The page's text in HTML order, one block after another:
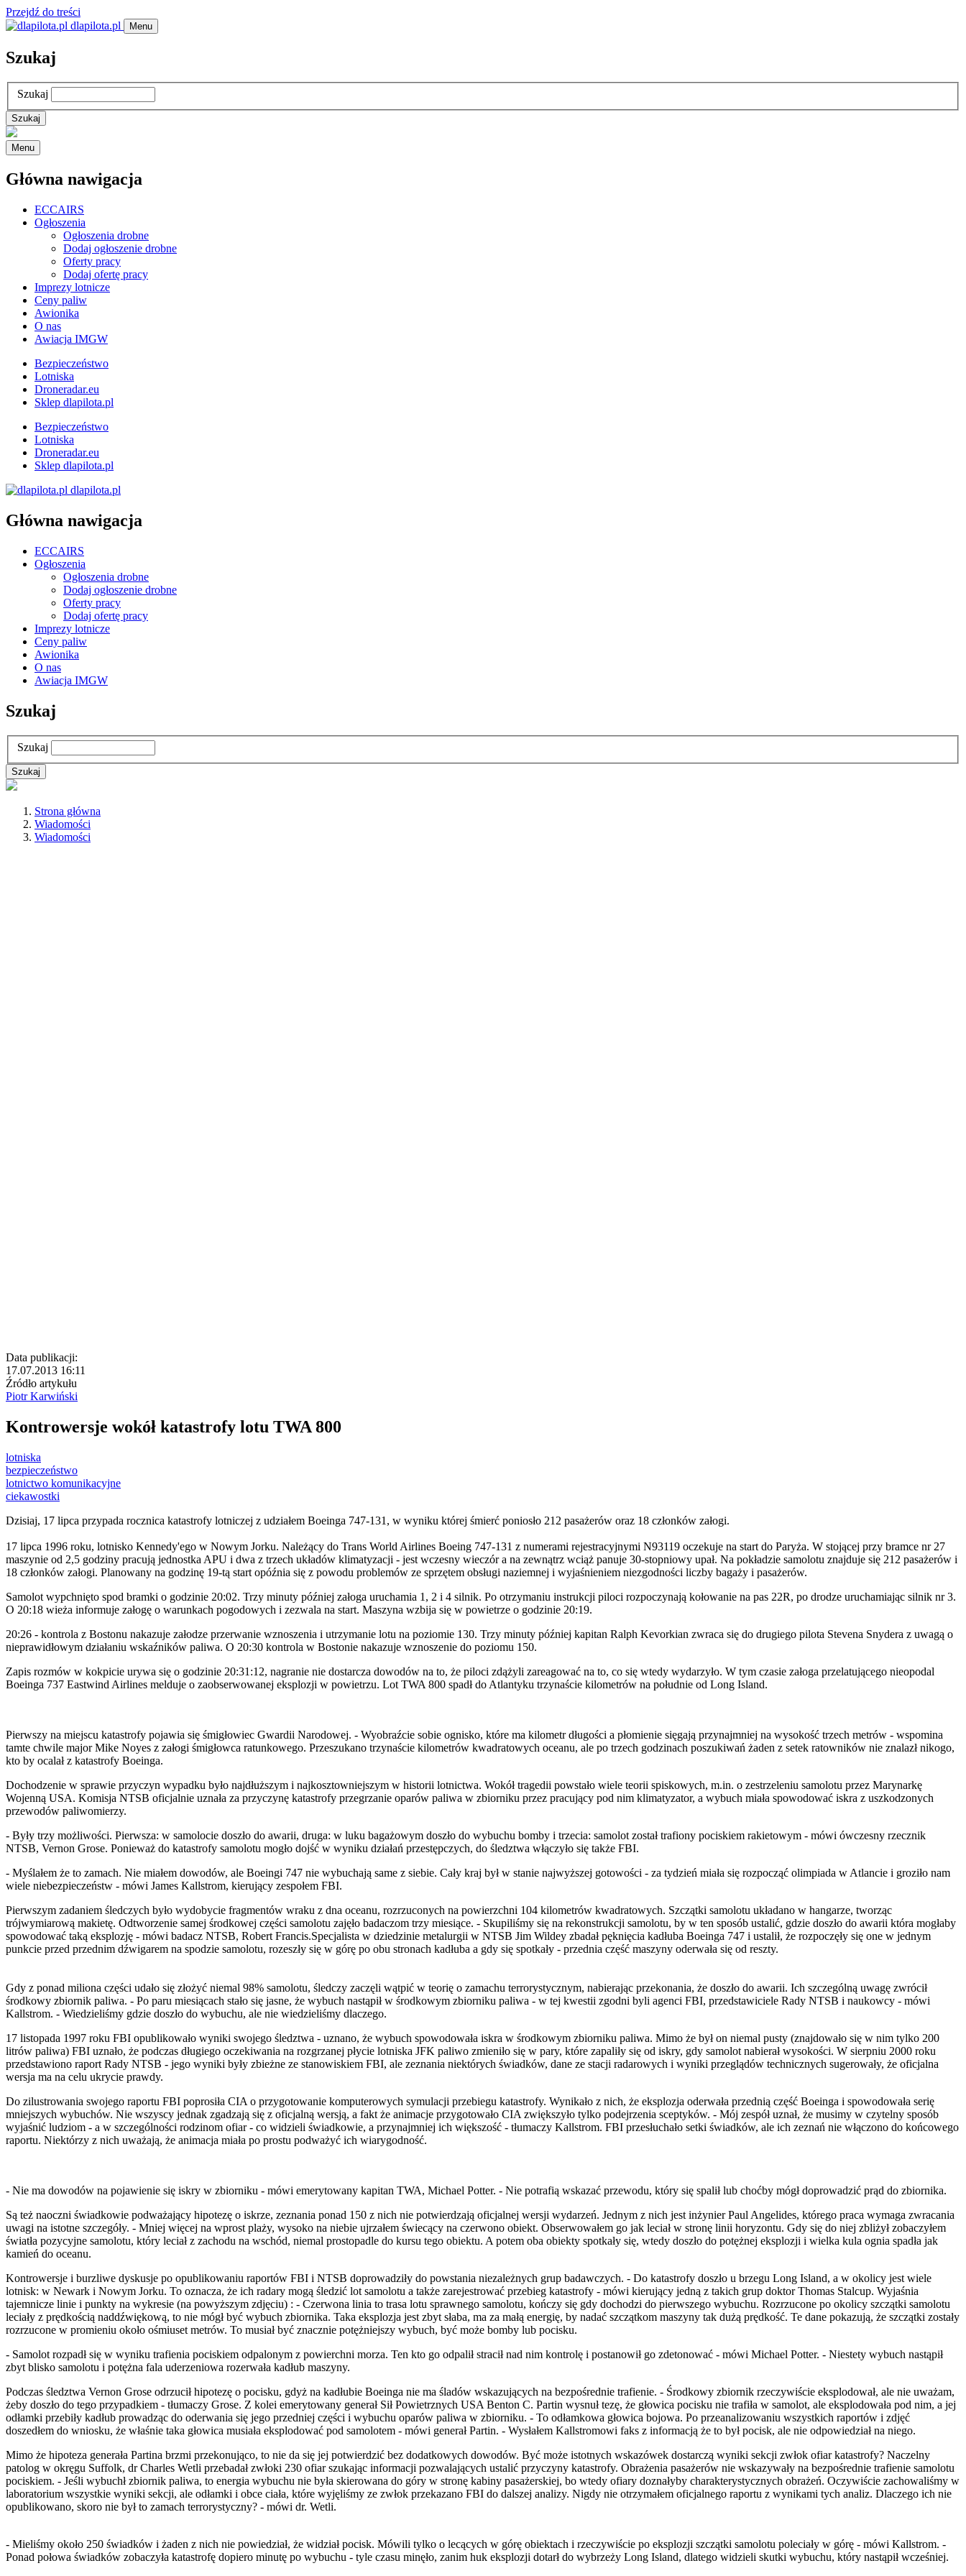
Przejdź do treści
dlapilota.pl
Menu
Szukaj
Szukaj
Menu
Główna nawigacja
ECCAIRS
Ogłoszenia
Ogłoszenia drobne
Dodaj ogłoszenie drobne
Oferty pracy
Dodaj ofertę pracy
Imprezy lotnicze
Ceny paliw
Awionika
O nas
Awiacja IMGW
Bezpieczeństwo
Lotniska
Droneradar.eu
Sklep dlapilota.pl
Bezpieczeństwo
Lotniska
Droneradar.eu
Sklep dlapilota.pl
dlapilota.pl
Główna nawigacja
ECCAIRS
Ogłoszenia
Ogłoszenia drobne
Dodaj ogłoszenie drobne
Oferty pracy
Dodaj ofertę pracy
Imprezy lotnicze
Ceny paliw
Awionika
O nas
Awiacja IMGW
Szukaj
Szukaj
Strona główna
Wiadomości
Wiadomości
Data publikacji:
17.07.2013 16:11
Źródło artykułu
Piotr Karwiński
Kontrowersje wokół katastrofy lotu TWA 800
lotniska
bezpieczeństwo
lotnictwo komunikacyjne
ciekawostki
Dzisiaj, 17 lipca przypada rocznica katastrofy lotniczej z udziałem Boeinga 747-131, w wyniku której śmierć poniosło 212 pasażerów oraz 18 członków załogi.
17 lipca 1996 roku, lotnisko Kennedy'ego w Nowym Jorku. Należący do Trans World Airlines Boeing 747-131 z numerami rejestracyjnymi N93119 oczekuje na start do Paryża. W stojącej przy bramce nr 27
maszynie od 2,5 godziny pracują jednostka APU i dwa z trzech układów klimatyzacji - jest wczesny wieczór a na zewnątrz wciąż panuje 30-stopniowy upał. Na pokładzie samolotu znajduje się 212 pasażerów i
18 członków załogi. Planowany na godzinę 19-tą start opóźnia się z powodu problemów ze sprzętem obsługi naziemnej i wyjaśnieniem niezgodności liczby bagaży i pasażerów.
Samolot wypchnięto spod bramki o godzinie 20:02. Trzy minuty później załoga uruchamia 1, 2 i 4 silnik. Po otrzymaniu instrukcji piloci rozpoczynają kołowanie na pas 22R, po drodze uruchamiając silnik nr 3.
O 20:18 wieża informuje załogę o warunkach pogodowych i zezwala na start. Maszyna wzbija się w powietrze o godzinie 20:19.
20:26 - kontrola z Bostonu nakazuje załodze przerwanie wznoszenia i utrzymanie lotu na poziomie 130. Trzy minuty później kapitan Ralph Kevorkian zwraca się do drugiego pilota Stevena Snydera z uwagą o
nieprawidłowym działaniu wskaźników paliwa. O 20:30 kontrola w Bostonie nakazuje wznoszenie do poziomu 150.
Zapis rozmów w kokpicie urywa się o godzinie 20:31:12, nagranie nie dostarcza dowodów na to, że piloci zdążyli zareagować na to, co się wtedy wydarzyło. W tym czasie załoga przelatującego nieopodal
Boeinga 737 Eastwind Airlines melduje o zaobserwowanej eksplozji w powietrzu. Lot TWA 800 spadł do Atlantyku trzynaście kilometrów na południe od Long Island.
Pierwszy na miejscu katastrofy pojawia się śmigłowiec Gwardii Narodowej. - Wyobraźcie sobie ognisko, które ma kilometr długości a płomienie sięgają przynajmniej na wysokość trzech metrów - wspomina
tamte chwile major Mike Noyes z załogi śmigłowca ratunkowego. Przeszukano trzynaście kilometrów kwadratowych oceanu, ale po trzech godzinach poszukiwań żaden z setek ratowników nie znalazł nikogo,
kto by ocalał z katastrofy Boeinga.
Dochodzenie w sprawie przyczyn wypadku było najdłuższym i najkosztowniejszym w historii lotnictwa. Wokół tragedii powstało wiele teorii spiskowych, m.in. o zestrzeleniu samolotu przez Marynarkę
Wojenną USA. Komisja NTSB oficjalnie uznała za przyczynę katastrofy przegrzanie oparów paliwa w zbiorniku przez pracujący pod nim klimatyzator, a wybuch miała spowodować iskra z uszkodzonych
przewodów paliwomierzy.
- Były trzy możliwości. Pierwsza: w samolocie doszło do awarii, druga: w luku bagażowym doszło do wybuchu bomby i trzecia: samolot został trafiony pociskiem rakietowym - mówi ówczesny rzecznik
NTSB, Vernon Grose. Ponieważ do katastrofy samolotu mogło dojść w wyniku działań przestępczych, do śledztwa włączyło się także FBI.
- Myślałem że to zamach. Nie miałem dowodów, ale Boeingi 747 nie wybuchają same z siebie. Cały kraj był w stanie najwyższej gotowości - za tydzień miała się rozpocząć olimpiada w Atlancie i groziło nam
wiele niebezpieczeństw - mówi James Kallstrom, kierujący zespołem FBI.
Pierwszym zadaniem śledczych było wydobycie fragmentów wraku z dna oceanu, rozrzuconych na powierzchni 104 kilometrów kwadratowych. Szczątki samolotu układano w hangarze, tworząc
trójwymiarową makietę. Odtworzenie samej środkowej części samolotu zajęło badaczom trzy miesiące. - Skupiliśmy się na rekonstrukcji samolotu, by w ten sposób ustalić, gdzie doszło do awarii która mogłaby
spowodować taką eksplozję - mówi badacz NTSB, Robert Francis.Specjalista w dziedzinie metalurgii w NTSB Jim Wildey zbadał pęknięcia kadłuba Boeinga 747 i ustalił, że rozpoczęły się one w jednym
punkcie przed przednim dźwigarem na spodzie samolotu, rozeszły się w górę po obu stronach kadłuba a gdy się spotkały - przednia część maszyny oderwała się od reszty.
Gdy z ponad miliona części udało się złożyć niemal 98% samolotu, śledczy zaczęli wątpić w teorię o zamachu terrorystycznym, nabierając przekonania, że doszło do awarii. Ich szczególną uwagę zwrócił
środkowy zbiornik paliwa. - Po paru miesiącach stało się jasne, że wybuch nastąpił w środkowym zbiorniku paliwa - w tej kwestii zgodni byli agenci FBI, przedstawiciele Rady NTSB i naukowcy - mówi
Kallstrom. - Wiedzieliśmy gdzie doszło do wybuchu, ale nie wiedzieliśmy dlaczego.
17 listopada 1997 roku FBI opublikowało wyniki swojego śledztwa - uznano, że wybuch spowodowała iskra w środkowym zbiorniku paliwa. Mimo że był on niemal pusty (znajdowało się w nim tylko 200
litrów paliwa) FBI uznało, że podczas długiego oczekiwania na rozgrzanej płycie lotniska JFK paliwo zmieniło się w pary, które zapaliły się od iskry, gdy samolot nabierał wysokości. W sierpniu 2000 roku
przedstawiono raport Rady NTSB - jego wyniki były zbieżne ze stanowiskiem FBI, ale zeznania niektórych świadków, dane ze stacji radarowych i wyniki przeglądów technicznych sugerowały, że oficjalna
wersja ma na celu ukrycie prawdy.
Do zilustrowania swojego raportu FBI poprosiła CIA o przygotowanie komputerowych symulacji przebiegu katastrofy. Wynikało z nich, że eksplozja oderwała przednią część Boeinga i spowodowała serię
mniejszych wybuchów. Nie wszyscy jednak zgadzają się z oficjalną wersją, a fakt że animacje przygotowało CIA zwiększyło tylko podejrzenia sceptyków. - Mój zespół uznał, że musimy w czytelny sposób
wyjaśnić ludziom - a w szczególności rodzinom ofiar - co widzieli świadkowie, a przynajmniej ich większość - tłumaczy Kallstrom. FBI przesłuchało setki świadków, ale ich zeznań nie włączono do końcowego
raportu. Niektórzy z nich uważają, że animacja miała po prostu podważyć ich wiarygodność.
- Nie ma dowodów na pojawienie się iskry w zbiorniku - mówi emerytowany kapitan TWA, Michael Potter. - Nie potrafią wskazać przewodu, który się spalił lub choćby mógł doprowadzić prąd do zbiornika.
Są też naoczni świadkowie podważający hipotezę o iskrze, zeznania ponad 150 z nich nie potwierdzają oficjalnej wersji wydarzeń. Jednym z nich jest inżynier Paul Angelides, którego praca wymaga zwracania
uwagi na istotne szczegóły. - Mniej więcej na wprost plaży, wysoko na niebie ujrzałem świecący na czerwono obiekt. Obserwowałem go jak leciał w stronę linii horyzontu. Gdy się do niej zbliżył zobaczyłem
światła pozycyjne samolotu, który leciał z zachodu na wschód, niemal prostopadle do kursu tego obiektu. A potem oba obiekty spotkały się, wtedy doszło do potężnej eksplozji i wielka kula ognia spadła jak
kamień do oceanu.
Kontrowersje i burzliwe dyskusje po opublikowaniu raportów FBI i NTSB doprowadziły do powstania niezależnych grup badawczych. - Do katastrofy doszło u brzegu Long Island, a w okolicy jest wiele
lotnisk: w Newark i Nowym Jorku. To oznacza, że ich radary mogą śledzić lot samolotu a także zarejestrować przebieg katastrofy - mówi kierujący jedną z takich grup doktor Thomas Stalcup. Wyjaśnia
tajemnicze linie i punkty na wykresie (na powyższym zdjęciu) : - Czerwona linia to trasa lotu sprawnego samolotu, kończy się gdy dochodzi do pierwszego wybuchu. Rozrzucone po okolicy szczątki samolotu
leciały z prędkością naddźwiękową, to nie mógł być wybuch zbiornika. Taka eksplozja jest zbyt słaba, ma za małą energię, by nadać szczątkom maszyny tak dużą prędkość. Te dane pokazują, że szczątki zostały
rozrzucone w promieniu około ośmiuset metrów. To musiał być znacznie potężniejszy wybuch, być może bomby lub pocisku.
- Samolot rozpadł się w wyniku trafienia pociskiem odpalonym z powierchni morza. Ten kto go odpalił stracił nad nim kontrolę i postanowił go zdetonować - mówi Michael Potter. - Niestety wybuch nastąpił
zbyt blisko samolotu i potężna fala uderzeniowa rozerwała kadłub maszyny.
Podczas śledztwa Vernon Grose odrzucił hipotezę o pocisku, gdyż na kadłubie Boeinga nie ma śladów wskazujących na bezpośrednie trafienie. - Środkowy zbiornik rzeczywiście eksplodował, ale nie uważam,
żeby doszło do tego przypadkiem - tłumaczy Grose. Z kolei emerytowany generał Sił Powietrznych USA Benton C. Partin wysnuł tezę, że głowica pocisku nie trafiła w samolot, ale eksplodowała pod nim, a jej
odłamki przebiły kadłub prowadząc do oderwania się jego przedniej części i wybuchu oparów paliwa w zbiorniku. - To odłamkowa głowica bojowa. Po przeanalizowaniu wszystkich raportów i zdjęć
doszedłem do wniosku, że właśnie taka głowica musiała eksplodować pod samolotem - mówi generał Partin. - Wysłałem Kallstromowi faks z informacją że to był pocisk, ale nie odpowiedział na niego.
Mimo że hipoteza generała Partina brzmi przekonująco, to nie da się jej potwierdzić bez dodatkowych dowodów. Być może istotnych wskazówek dostarczą wyniki sekcji zwłok ofiar katastrofy? Naczelny
patolog w okręgu Suffolk, dr Charles Wetli przebadał zwłoki 230 ofiar szukając informacji pozwalających ustalić przyczyny katastrofy. Obrażenia pasażerów nie wskazywały na bezpośrednie trafienie samolotu
pociskiem. - Jeśli wybuchł zbiornik paliwa, to energia wybuchu nie była skierowana do góry w stronę kabiny pasażerskiej, bo wtedy ofiary doznałyby charakterystycznych obrażeń. Oczywiście zachowaliśmy w
laboratorium wszystkie wyniki sekcji, ale odłamki i obce ciała, które wyjęliśmy ze zwłok przekazano FBI do dalszej analizy. Nigdy nie otrzymałem oficjalnego raportu z wynikami tych analiz. Dlaczego ich nie
opublikowano, skoro nie był to zamach terrorystyczny? - mówi dr. Wetli.
- Mieliśmy około 250 świadków i żaden z nich nie powiedział, że widział pocisk. Mówili tylko o lecących w górę obiektach i rzeczywiście po eksplozji szczątki samolotu poleciały w górę - mówi Kallstrom. -
Ponad połowa świadków zobaczyła katastrofę dopiero minutę po wybuchu - tyle czasu minęło, zanim huk eksplozji dotarł do wybrzeży Long Island, dlatego widzieli skutki wybuchu, który nastąpił wcześniej.